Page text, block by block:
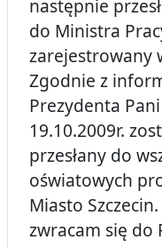
następnie
do Ministra
zarejestrowany
Zgodnie z
Prezydenta
19.10.2009r.
przesłany do
oświatowych
Miasto
zwracam się do